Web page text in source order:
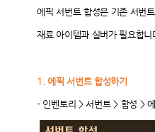
에픽 서번트 합성은 기존 서번
재료 아이템과 실버가 필요합니
1.에픽 서번트 합성하기
- 인벤토리 > 서번트 > 합성 >